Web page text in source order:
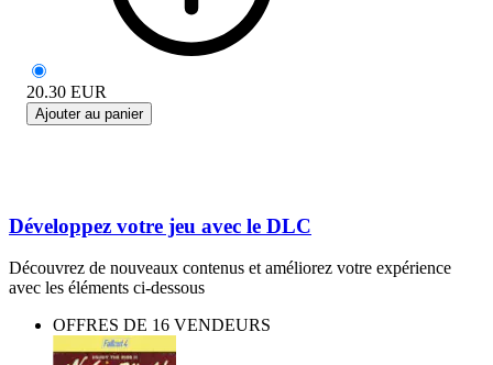
20.30 EUR
Ajouter au panier
Développez votre jeu avec le DLC
Découvrez de nouveaux contenus et améliorez votre expérience
avec les éléments ci-dessous
OFFRES DE 16 VENDEURS